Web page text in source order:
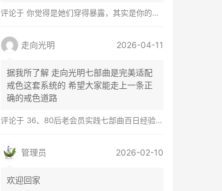
评论于 你觉得是她们穿得暴露，其实是你的心在着火
走向光明 2026-04-11
据我所了解 走向光明七部曲是完美适配
戒色这套系统的 希望大家能走上一条正
确的戒色道路
评论于 36、80后老会员实践七部曲百日经验谈兼苦口忠言
管理员 2026-02-10
欢迎回家